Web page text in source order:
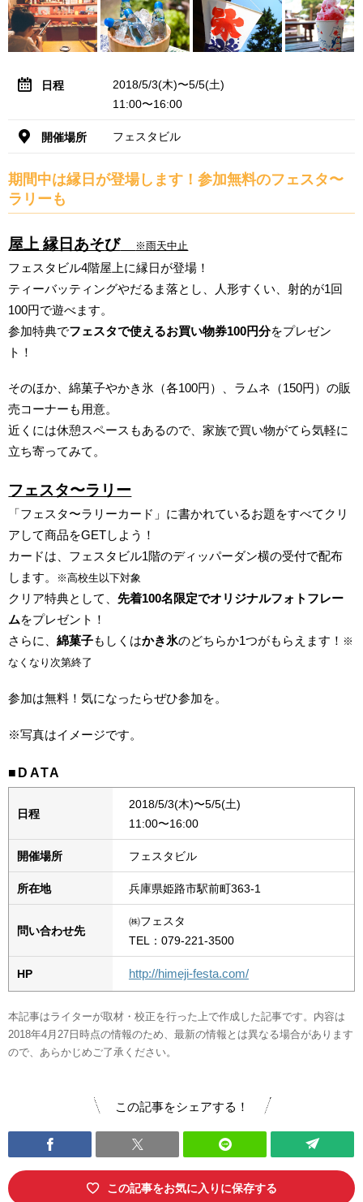
日程
2018/5/3(木)〜5/5(土)
11:00〜16:00
開催場所 フェスタビル
期間中は縁日が登場します！参加無料のフェスタ〜
ラリーも
屋上 縁日あそび ※雨天中止
フェスタビル4階屋上に縁日が登場！
ティーバッティングやだるま落とし、人形すくい、射的が1回
100円で遊べます。
参加特典でフェスタで使えるお買い物券100円分をプレゼン
ト！
そのほか、綿菓子やかき氷（各100円）、ラムネ（150円）の販
売コーナーも用意。
近くには休憩スペースもあるので、家族で買い物がてら気軽に
立ち寄ってみて。
フェスタ〜ラリー
「フェスタ〜ラリーカード」に書かれているお題をすべてクリ
アして商品をGETしよう！
カードは、フェスタビル1階のディッパーダン横の受付で配布
します。
※高校生以下対象
クリア特典として、先着100名限定でオリジナルフォトフレー
ムをプレゼント！
さらに、綿菓子もしくはかき氷のどちらか1つがもらえます！ ※
なくなり次第終了
参加は無料！気になったらぜひ参加を。
※写真はイメージです。
■DATA
日程
2018/5/3(木)〜5/5(土)
11:00〜16:00
開催場所 フェスタビル
所在地 兵庫県姫路市駅前町363-1
問い合わせ先
㈱フェスタ
TEL：079-221-3500
HP http://himeji-festa.com/
本記事はライターが取材・校正を行った上で作成した記事です。内容は
2018年4月27日時点の情報のため、最新の情報とは異なる場合があります
ので、あらかじめご了承ください。
この記事をシェアする！
この記事をお気に入りに保存する